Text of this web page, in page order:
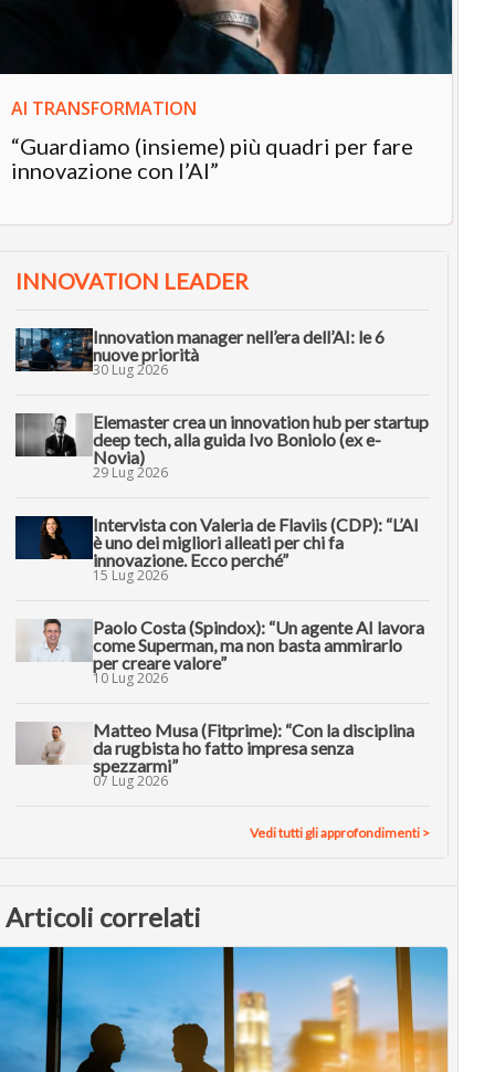
AI TRANSFORMATION
“Guardiamo (insieme) più quadri per fare
innovazione con l’AI”
INNOVATION LEADER
Innovation manager nell’era dell’AI: le 6
nuove priorità
30 Lug 2026
Elemaster crea un innovation hub per startup
deep tech, alla guida Ivo Boniolo (ex e-
Novia)
29 Lug 2026
Intervista con Valeria de Flaviis (CDP): “L’AI
è uno dei migliori alleati per chi fa
innovazione. Ecco perché”
15 Lug 2026
Paolo Costa (Spindox): “Un agente AI lavora
come Superman, ma non basta ammirarlo
per creare valore”
10 Lug 2026
Matteo Musa (Fitprime): “Con la disciplina
da rugbista ho fatto impresa senza
spezzarmi”
07 Lug 2026
Vedi tutti gli approfondimenti >
Articoli correlati